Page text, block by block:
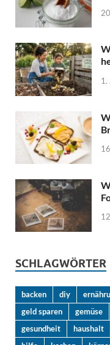
1.
SCHLAGWÖRTER
backen diy
geld sparen
gemüse
gesundheit
haushalt